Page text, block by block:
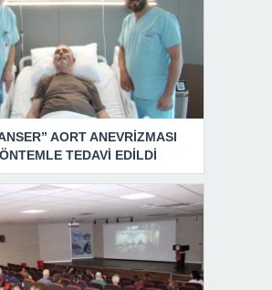
AORT ANEVRİZMASI
TEDAVİ EDİLDİ